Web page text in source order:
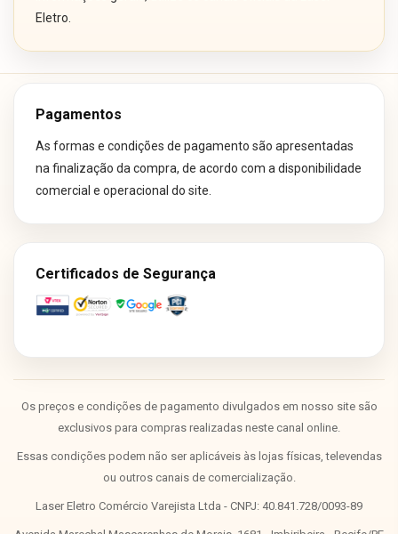
Eletro.
Pagamentos
As formas e condições de pagamento são apresentadas
na finalização da compra, de acordo com a disponibilidade
comercial e operacional do site.
Certificados de Segurança
Os preços e condições de pagamento divulgados em nosso site são
exclusivos para compras realizadas neste canal online.
Essas condições podem não ser aplicáveis às lojas físicas, televendas
ou outros canais de comercialização.
Laser Eletro Comércio Varejista Ltda - CNPJ: 40.841.728/0093-89